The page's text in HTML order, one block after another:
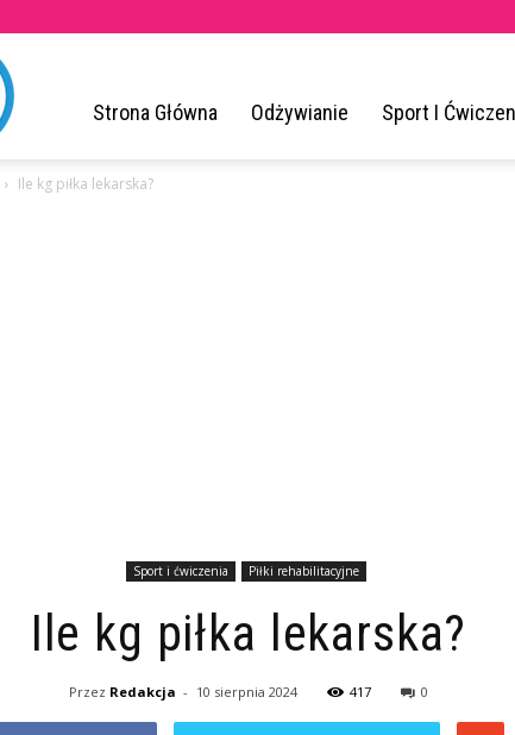
ZrodloZdrowia.pl
Strona Główna Odżywianie Sport I
Ile kg piłka lekarska?
Sport i ćwiczenia Piłki rehabilitacyjne
Ile kg piłka lekarska?
Przez Redakcja - 10 sierpnia 2024 417 0